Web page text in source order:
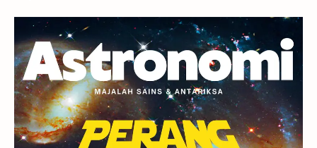
Planet Kerdil Bumi Pengetahuan
Berita Hujan Meteor Satelit Alami
Rasi Bintang Teleskop Saturnus
GBT 2018 UFO Advertorial